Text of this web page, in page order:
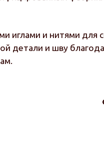
иглами и нитями для
детали и шву